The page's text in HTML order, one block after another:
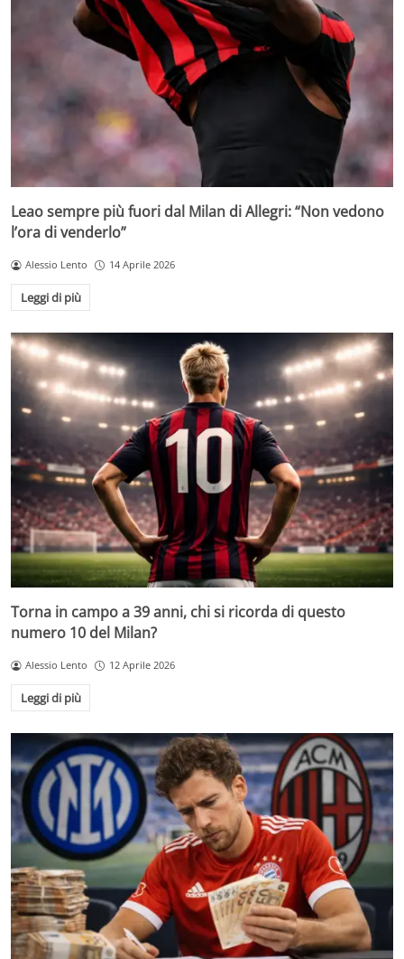
Leao sempre più fuori dal Milan di Allegri: “Non vedono
l’ora di venderlo”
Alessio Lento 14 Aprile 2026
Leggi di più
Torna in campo a 39 anni, chi si ricorda di questo
numero 10 del Milan?
Alessio Lento 12 Aprile 2026
Leggi di più